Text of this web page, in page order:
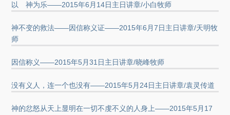
以 神为乐——2015年6月14日主日讲章/小白牧师
神不变的救法——因信称义证——2015年6月7日主日讲章/天明牧
师
因信称义——2015年5月31日主日讲章/晓峰牧师
没有义人，连一个也没有——2015年5月24日主日讲章/袁灵传道
神的忿怒从天上显明在一切不虔不义的人身上——2015年5月17